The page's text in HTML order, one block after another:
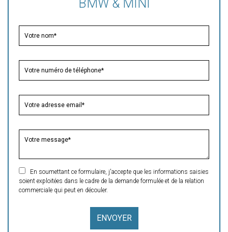
BMW & MINI
En soumettant ce formulaire, j'accepte que les informations saisies
soient exploitées dans le cadre de la demande formulée et de la relation
commerciale qui peut en découler.